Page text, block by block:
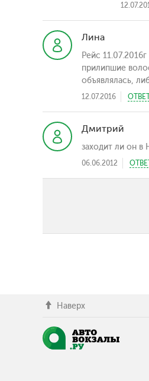
Лина
Рейс
прилипшие
объявлялась,
12.07.2016
Дмитрий
заходит ли он в
06.06.2012
Наверх